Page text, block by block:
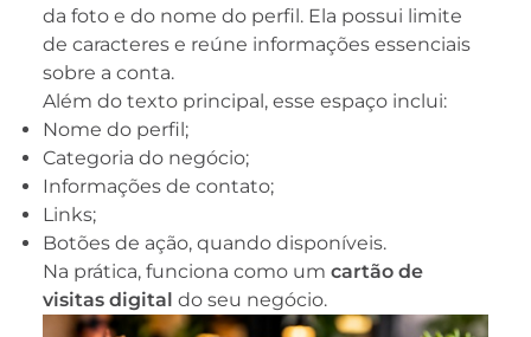
da foto e do nome do perfil. Ela possui limite
de caracteres e reúne informações essenciais
sobre a conta.
Além do texto principal, esse espaço inclui:
Nome do perfil;
Categoria do negócio;
Informações de contato;
Links;
Botões de ação, quando disponíveis.
Na prática, funciona como um cartão de
visitas digital do seu negócio.